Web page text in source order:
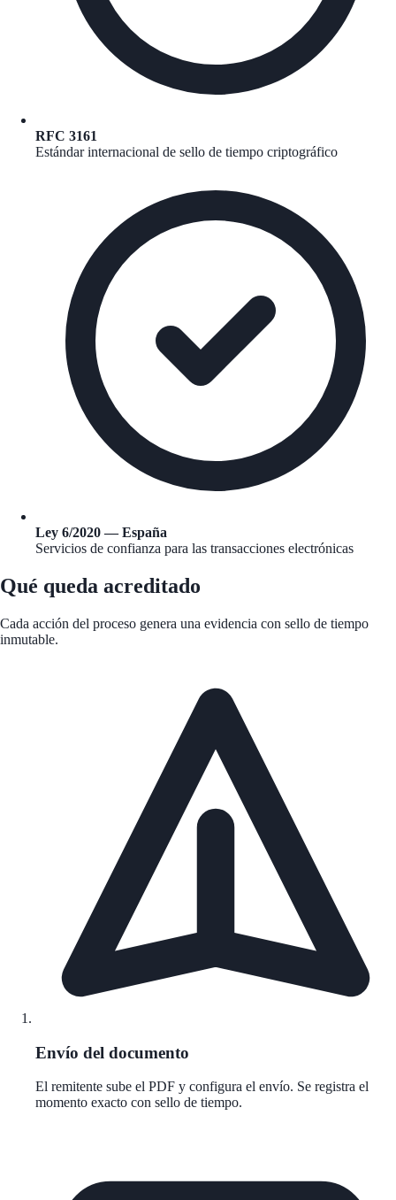
RFC 3161
Estándar internacional de sello de tiempo criptográfico
Ley 6/2020 — España
Servicios de confianza para las transacciones electrónicas
Qué queda acreditado
Cada acción del proceso genera una evidencia con sello de tiempo
inmutable.
Envío del documento
El remitente sube el PDF y configura el envío. Se registra el
momento exacto con sello de tiempo.